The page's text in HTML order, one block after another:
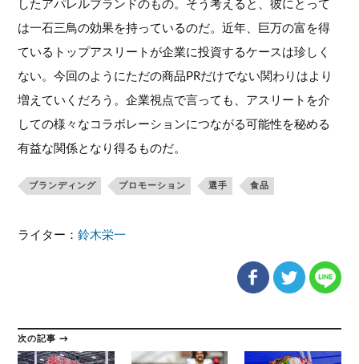
したアパレルブランドのもの。そう考えると、彼にとって
は一石三鳥の効果を持っているのだ。近年、巨万の富を得
ているトップアスリートが企業に投資するケースは珍しく
ない。今回のようにただの商品PRだけでない関わりはより
増えていくだろう。企業視点で言っても、アスリートを介
しての様々なコラボレーションにつながる可能性を秘める
有益な関係となり得るものだ。
ブランディング プロモーション 選手 食品
ライター：鈴木栄一
次の記事 →